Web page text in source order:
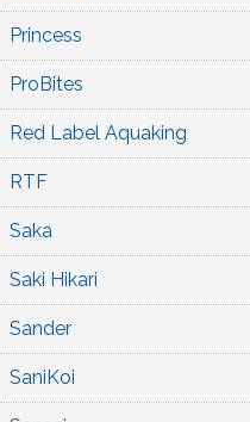
Princess
ProBites
Red Label Aquaking
RTF
Saka
Saki Hikari
Sander
SaniKoi